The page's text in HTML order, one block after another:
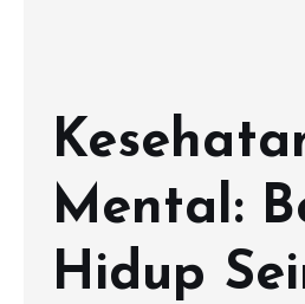
Mental:
Hidup